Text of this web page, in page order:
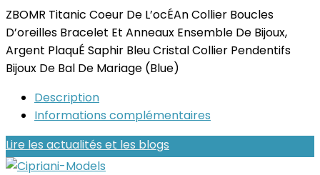
ZBOMR Titanic Coeur De L’ocÉAn Collier Boucles
D’oreilles Bracelet Et Anneaux Ensemble De Bijoux,
Argent PlaquÉ Saphir Bleu Cristal Collier Pendentifs
Bijoux De Bal De Mariage (Blue)
Description
Informations complémentaires
Lire les actualités et les blogs